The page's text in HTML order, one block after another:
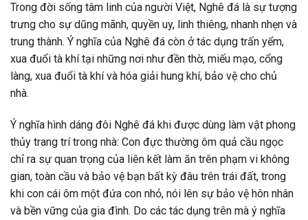
Trong đời sống tâm linh của người Việt, Nghê đá là sự tượng
trưng cho sự dũng mãnh, quyền uy, linh thiêng, nhanh nhẹn và
trung thành. Ý nghĩa của Nghê đá còn ở tác dụng trấn yểm,
xua đuổi tà khí tại những nơi như đền thờ, miếu mạo, cổng
làng, xua đuổi tà khí và hóa giải hung khí, bảo vệ cho chủ
nhà.
Ý nghĩa hình dáng đôi Nghê đá khi được dùng làm vật phong
thủy trang trí trong nhà: Con đực thường ôm quả cầu ngọc
chỉ ra sự quan trọng của liên kết làm ăn trên phạm vi không
gian, toàn cầu và bảo vệ bạn bất kỳ đâu trên trái đất, trong
khi con cái ôm một đứa con nhỏ, nói lên sự bảo vệ hôn nhân
và bền vững của gia đình. Do các tác dụng trên mà ý nghĩa